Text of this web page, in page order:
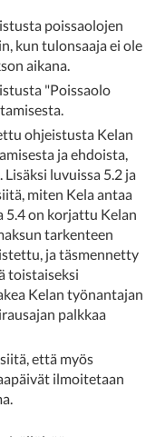
poissaolojen
kun tulonsaaja ei ole
aikana.
"Poissaolo
ohjeistusta Kelan
ja ehdoista,
luvuissa 5.2 ja
miten Kela antaa
5.4 on korjattu Kelan
tarkenteen
ja täsmennetty
toistaiseksi
Kelan työnantajan
palkkaa
että myös
ilmoitetaan